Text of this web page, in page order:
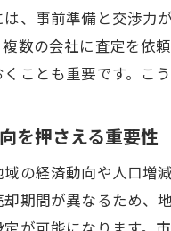
、事前準備と交渉力
数の会社に査定を依
ことも重要です。こ
を押さえる重要性
の経済動向や人口増
期間が異なるため、